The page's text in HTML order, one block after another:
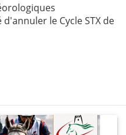
le Cycle STX de